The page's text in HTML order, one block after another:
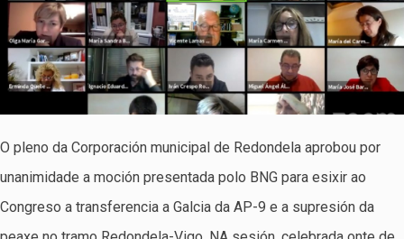
O pleno da Corporación municipal de Redondela aprobou por
unanimidade a moción presentada polo BNG para esixir ao
Congreso a transferencia a Galcia da AP-9 e a supresión da